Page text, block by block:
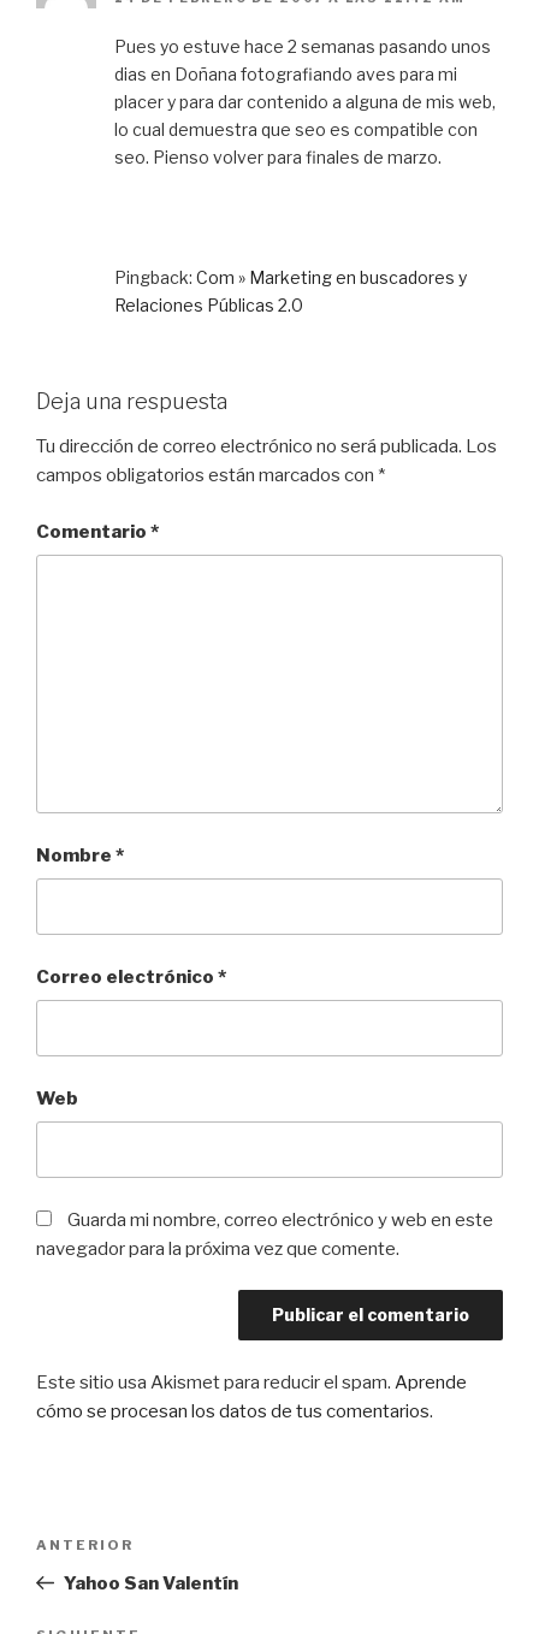
Pues yo estuve hace 2 semanas pasando unos
dias en Doñana fotografiando aves para mi
placer y para dar contenido a alguna de mis web,
lo cual demuestra que seo es compatible con
seo. Pienso volver para finales de marzo.
Pingback: Com » Marketing en buscadores y
Relaciones Públicas 2.0
Deja una respuesta
Tu dirección de correo electrónico no será publicada. Los
campos obligatorios están marcados con *
Comentario *
Nombre *
Correo electrónico *
Web
Guarda mi nombre, correo electrónico y web en este
navegador para la próxima vez que comente.
Este sitio usa Akismet para reducir el spam. Aprende
cómo se procesan los datos de tus comentarios.
entradas
Entrada
anterior:
ANTERIOR
Yahoo San Valentín